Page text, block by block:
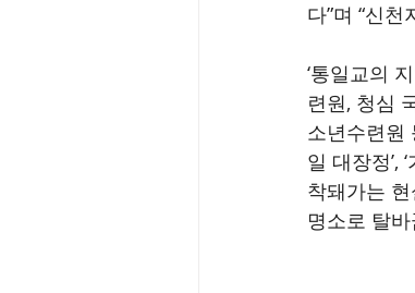
다”며 “신
‘통일교의
련원, 청심
소년수련원
일 대장정’,
착돼가는
명소로 탈